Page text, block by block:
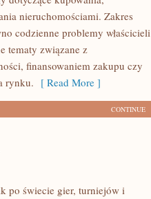
nieruchomościami. Zakres
codzienne problemy właścicieli
tematy związane z
finansowaniem zakupu czy
rynku. [ Read More ]
CONTINUE
po świecie gier, turniejów i